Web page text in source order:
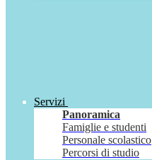
Servizi
Panoramica
Famiglie e studenti
Personale scolastico
Percorsi di studio